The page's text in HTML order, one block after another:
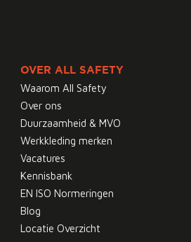
OVER ALL SAFETY
Waarom All Safety
Over ons
Duurzaamheid & MVO
Werkkleding merken
Vacatures
Kennisbank
EN ISO Normeringen
Blog
Locatie Overzicht